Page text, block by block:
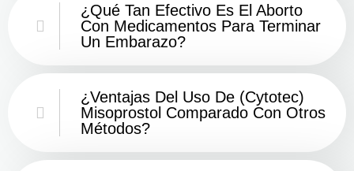
¿Qué Tan Efectivo Es El Aborto
Con Medicamentos Para Terminar
Un Embarazo?
¿Ventajas Del Uso De (Cytotec)
Misoprostol Comparado Con Otros
Métodos?